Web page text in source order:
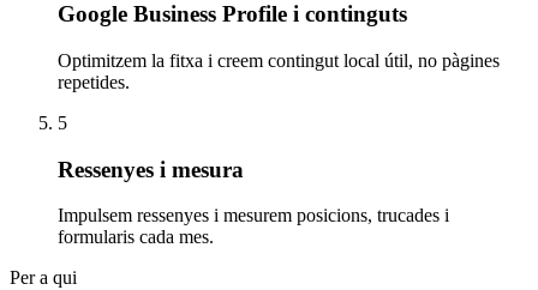
Google Business Profile i continguts
Optimitzem la fitxa i creem contingut local útil, no pàgines
repetides.
5
Ressenyes i mesura
Impulsem ressenyes i mesurem posicions, trucades i
formularis cada mes.
Per a qui